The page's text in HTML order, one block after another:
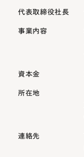
代表取締役社長
事業内容
資本金
所在地
連絡先